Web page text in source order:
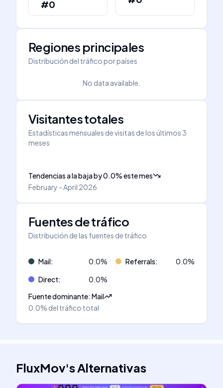
#0
Regiones principales
Distribución del tráfico por países
No data available.
Visitantes totales
Estadísticas mensuales de visitas de los últimos 3
meses
Tendencias a la bajaby0.0%este mes
February - April 2026
Fuentes de tráfico
Distribución de las fuentes de tráfico
Mail: 0.0% Referrals: 0.0%
Direct: 0.0%
Fuente dominante:Mail
0.0% del tráfico total
FluxMov'sAlternativas